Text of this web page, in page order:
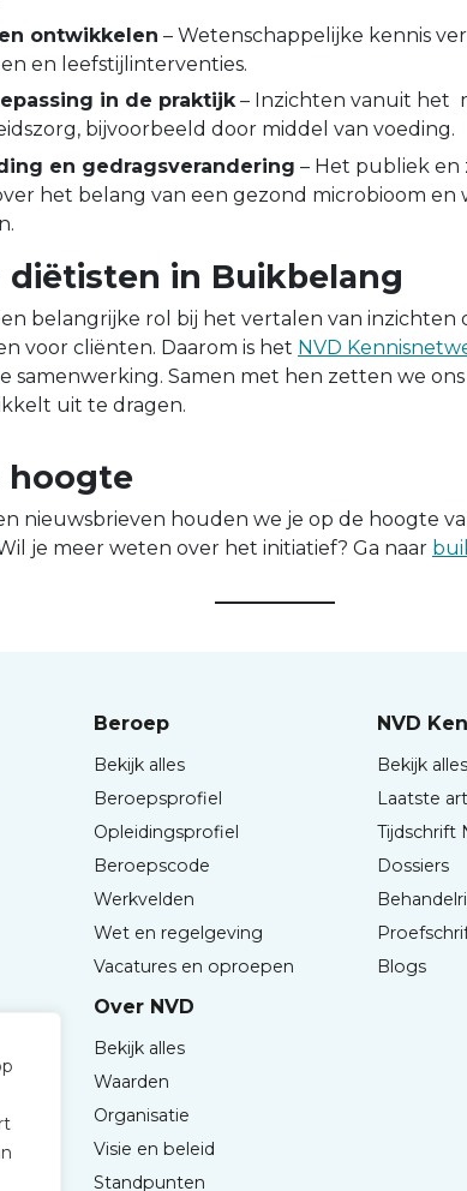
ontwikkelen – Wetenschappelijke kennis
en leefstijlinterventies.
in de praktijk– Inzichten vanuit het
bijvoorbeeld door middel van voeding.
en gedragsverandering – Het publiek en
het belang van een gezond microbioom en
diëtisten in Buikbelang
belangrijke rol bij het vertalen van inzichten
voor cliënten. Daarom is het NVD
samenwerking. Samen met hen zetten we ons
uit te dragen.
hoogte
nieuwsbrieven houden we je op de hoogte
je meer weten over het initiatief? Ga naar
Beroep
Bekijk alles
Beroepsprofiel
Opleidingsprofiel
Beroepscode
Werkvelden
Wet en regelgeving
Vacatures en oproepen
NVD
Bekijk alles
Laatste
Tijdschrift
Dossiers
Blogs
Over NVD
Bekijk alles
Waarden
Organisatie
Visie en beleid
Standpunten